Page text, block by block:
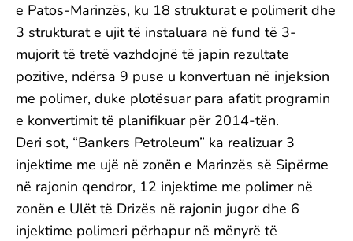
e Patos-Marinzës, ku 18 strukturat e polimerit dhe
3 strukturat e ujit të instaluara në fund të 3-
mujorit të tretë vazhdojnë të japin rezultate
pozitive, ndërsa 9 puse u konvertuan në injeksion
me polimer, duke plotësuar para afatit programin
e konvertimit të planifikuar për 2014-tën.
Deri sot, “Bankers Petroleum” ka realizuar 3
injektime me ujë në zonën e Marinzës së Sipërme
në rajonin qendror, 12 injektime me polimer në
zonën e Ulët të Drizës në rajonin jugor dhe 6
injektime polimeri përhapur në mënyrë të